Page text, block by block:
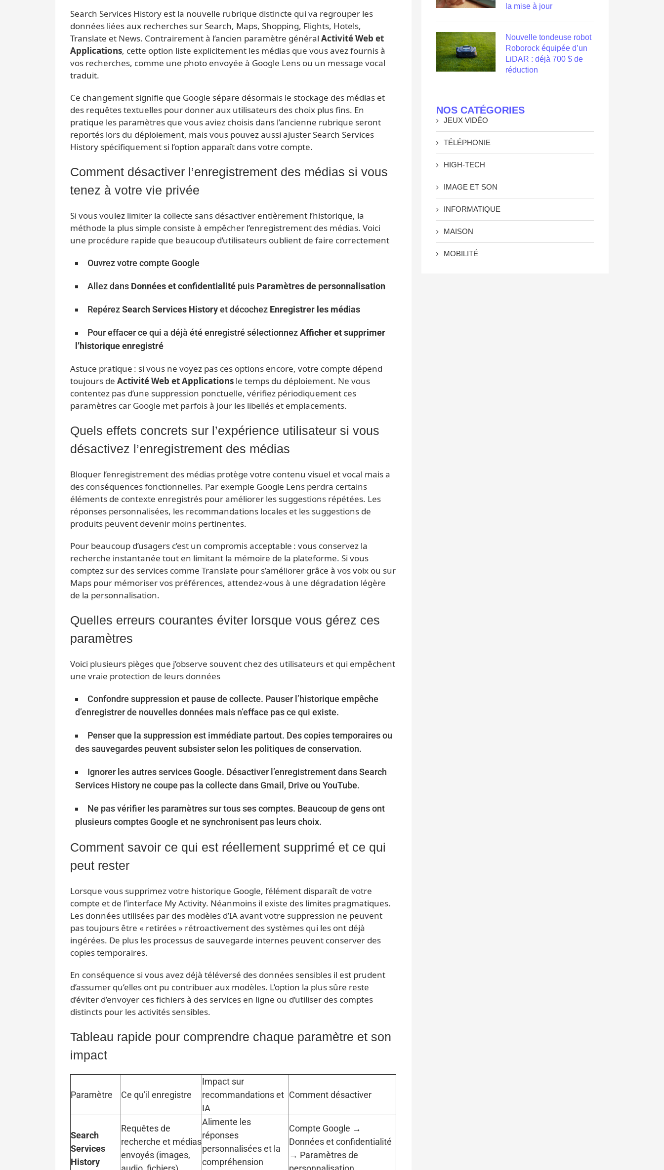
Search Services History est la nouvelle rubrique distincte qui va regrouper les
données liées aux recherches sur Search, Maps, Shopping, Flights, Hotels,
Translate et News. Contrairement à l’ancien paramètre général Activité Web et
Applications, cette option liste explicitement les médias que vous avez fournis à
vos recherches, comme une photo envoyée à Google Lens ou un message vocal
traduit.
Ce changement signifie que Google sépare désormais le stockage des médias et
des requêtes textuelles pour donner aux utilisateurs des choix plus fins. En
pratique les paramètres que vous aviez choisis dans l’ancienne rubrique seront
reportés lors du déploiement, mais vous pouvez aussi ajuster Search Services
History spécifiquement si l’option apparaît dans votre compte.
Comment désactiver l’enregistrement des médias si vous
tenez à votre vie privée
Si vous voulez limiter la collecte sans désactiver entièrement l’historique, la
méthode la plus simple consiste à empêcher l’enregistrement des médias. Voici
une procédure rapide que beaucoup d’utilisateurs oublient de faire correctement
Ouvrez votre compte Google
Allez dans Données et confidentialité puis Paramètres de personnalisation
RepérezSearch Services Historyet décochez Enregistrer les médias
Pour effacer ce qui a déjà été enregistré sélectionnezAfficher et supprimer
l’historique enregistré
Astuce pratique : si vous ne voyez pas ces options encore, votre compte dépend
toujours de Activité Web et Applications le temps du déploiement. Ne vous
contentez pas d’une suppression ponctuelle, vérifiez périodiquement ces
paramètres car Google met parfois à jour les libellés et emplacements.
Quels effets concrets sur l’expérience utilisateur si vous
désactivez l’enregistrement des médias
Bloquer l’enregistrement des médias protège votre contenu visuel et vocal mais a
des conséquences fonctionnelles. Par exemple Google Lens perdra certains
éléments de contexte enregistrés pour améliorer les suggestions répétées. Les
réponses personnalisées, les recommandations locales et les suggestions de
produits peuvent devenir moins pertinentes.
Pour beaucoup d’usagers c’est un compromis acceptable : vous conservez la
recherche instantanée tout en limitant la mémoire de la plateforme. Si vous
comptez sur des services comme Translate pour s’améliorer grâce à vos voix ou sur
Maps pour mémoriser vos préférences, attendez-vous à une dégradation légère
de la personnalisation.
Quelles erreurs courantes éviter lorsque vous gérez ces
paramètres
Voici plusieurs pièges que j’observe souvent chez des utilisateurs et qui empêchent
une vraie protection de leurs données
Confondre suppression et pause de collecte. Pauser l’historique empêche
d’enregistrer de nouvelles données mais n’efface pas ce qui existe.
Penser que la suppression est immédiate partout. Des copies temporaires ou
des sauvegardes peuvent subsister selon les politiques de conservation.
Ignorer les autres services Google. Désactiver l’enregistrement dans Search
Services History ne coupe pas la collecte dans Gmail, Drive ou YouTube.
Ne pas vérifier les paramètres sur tous ses comptes. Beaucoup de gens ont
plusieurs comptes Google et ne synchronisent pas leurs choix.
Comment savoir ce qui est réellement supprimé et ce qui
peut rester
Lorsque vous supprimez votre historique Google, l’élément disparaît de votre
compte et de l’interface My Activity. Néanmoins il existe des limites pragmatiques.
Les données utilisées par des modèles d’IA avant votre suppression ne peuvent
pas toujours être « retirées » rétroactivement des systèmes qui les ont déjà
ingérées. De plus les processus de sauvegarde internes peuvent conserver des
copies temporaires.
En conséquence si vous avez déjà téléversé des données sensibles il est prudent
d’assumer qu’elles ont pu contribuer aux modèles. L’option la plus sûre reste
d’éviter d’envoyer ces fichiers à des services en ligne ou d’utiliser des comptes
distincts pour les activités sensibles.
Tableau rapide pour comprendre chaque paramètre et son
impact
Paramètre Ce qu’il enregistre
Impact sur
recommandations et
IA
Comment désactiver
Search
Services
History
Requêtes de
recherche et médias
envoyés (images,
Alimente les
réponses
personnalisées et la
compréhension
Compte Google →
Données et confidentialité
→ Paramètres de
la mise à jour
Nouvelle tondeuse robot
Roborock équipée d’un
LiDAR : déjà 700 $ de
réduction
NOS CATÉGORIES
JEUX VIDÉO
TÉLÉPHONIE
HIGH-TECH
IMAGE ET SON
INFORMATIQUE
MAISON
MOBILITÉ